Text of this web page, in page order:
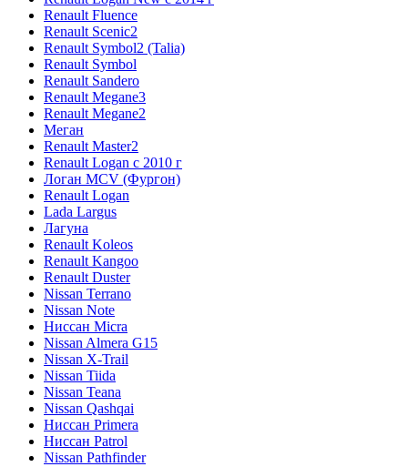
Renault Fluence
Renault Scenic2
Renault Symbol2 (Talia)
Renault Symbol
Renault Sandero
Renault Megane3
Renault Megane2
Меган
Renault Master2
Renault Logan c 2010 г
Логан МСV (Фургон)
Renault Logan
Lada Largus
Лагуна
Renault Koleos
Renault Kangoo
Renault Duster
Nissan Terrano
Nissan Note
Ниссан Micra
Nissan Almera G15
Nissan X-Trail
Nissan Tiida
Nissan Teana
Nissan Qashqai
Ниссан Primera
Ниссан Patrol
Nissan Pathfinder